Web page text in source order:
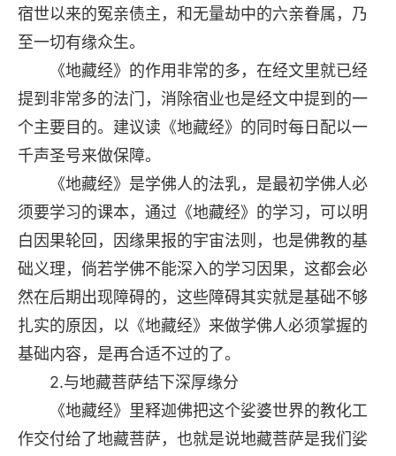
宿世以来的冤亲债主，和无量劫中的六亲眷属，乃
至一切有缘众生。
《地藏经》的作用非常的多，在经文里就已经
提到非常多的法门，消除宿业也是经文中提到的一
个主要目的。建议读《地藏经》的同时每日配以一
千声圣号来做保障。
《地藏经》是学佛人的法乳，是最初学佛人必
须要学习的课本，通过《地藏经》的学习，可以明
白因果轮回，因缘果报的宇宙法则，也是佛教的基
础义理，倘若学佛不能深入的学习因果，这都会必
然在后期出现障碍的，这些障碍其实就是基础不够
扎实的原因，以《地藏经》来做学佛人必须掌握的
基础内容，是再合适不过的了。
2.与地藏菩萨结下深厚缘分
《地藏经》里释迦佛把这个娑婆世界的教化工
作交付给了地藏菩萨，也就是说地藏菩萨是我们娑